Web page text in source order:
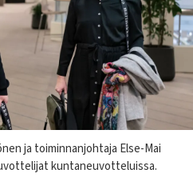
ja toiminnanjohtaja Else-Mai
kuntaneuvotteluissa.